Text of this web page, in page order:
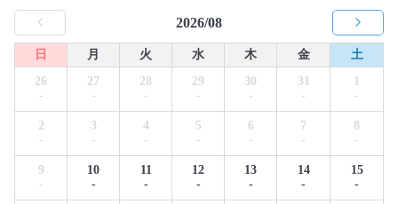
2026/08
日 月 火 水 木 金
土
26
-
27
-
28
-
29
-
30
-
31
-
1
-
2
-
3
-
4
-
5
-
6
-
7
-
8
-
9
-
10
-
11
-
12
-
13
-
14
-
15
-